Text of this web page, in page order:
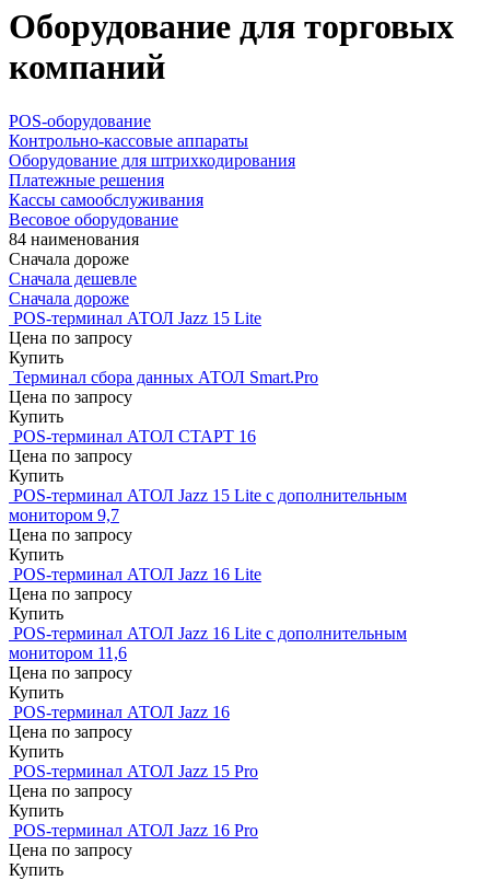
Оборудование для торговых
компаний
POS-оборудование
Контрольно-кассовые аппараты
Оборудование для штрихкодирования
Платежные решения
Кассы самообслуживания
Весовое оборудование
84 наименования
Сначала дороже
Сначала дешевле
Сначала дороже
POS-терминал АТОЛ Jazz 15 Lite
Цена по запросу
Купить
Терминал сбора данных АТОЛ Smart.Pro
Цена по запросу
Купить
POS-терминал АТОЛ СТАРТ 16
Цена по запросу
Купить
POS-терминал АТОЛ Jazz 15 Lite с дополнительным
монитором 9,7
Цена по запросу
Купить
POS-терминал АТОЛ Jazz 16 Lite
Цена по запросу
Купить
POS-терминал АТОЛ Jazz 16 Lite с дополнительным
монитором 11,6
Цена по запросу
Купить
POS-терминал АТОЛ Jazz 16
Цена по запросу
Купить
POS-терминал АТОЛ Jazz 15 Pro
Цена по запросу
Купить
POS-терминал АТОЛ Jazz 16 Pro
Цена по запросу
Купить